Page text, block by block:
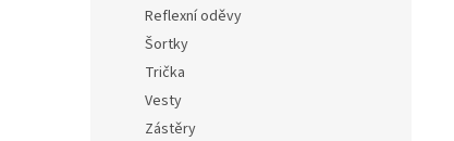
Reflexní oděvy
Šortky
Trička
Vesty
Zástěry